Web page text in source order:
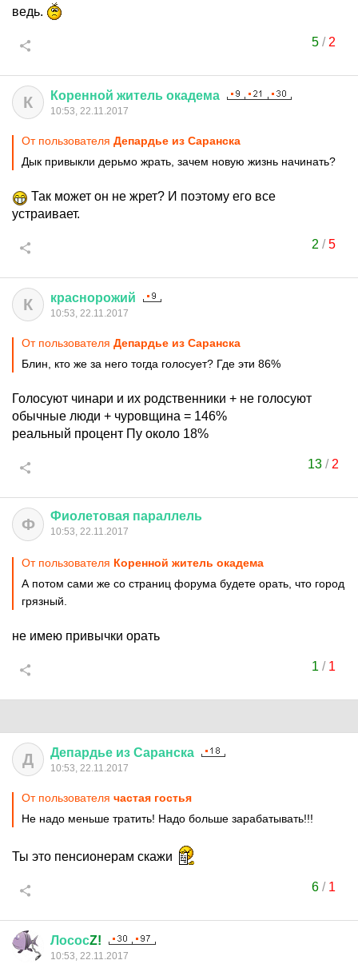
ведь.
5/ 2
К Коренной житель окадема
10:53, 22.11.2017
От пользователя Депардье из Саранска
Дык привыкли дерьмо жрать, зачем новую жизнь начинать?
Так может он не жрет? И поэтому его все
устраивает.
2 /5
К краснорожий
10:53, 22.11.2017
От пользователя Депардье из Саранска
Блин, кто же за него тогда голосует? Где эти 86%
Голосуют чинари и их родственники + не голосуют
обычные люди + чуровщина = 146%
реальный процент Пу около 18%
13 / 2
Ф Фиолетовая параллель
10:53, 22.11.2017
От пользователя Коренной житель окадема
А потом сами же со страниц форума будете орать, что город
грязный.
не имею привычки орать
1 / 1
Д Депардье из Саранска
10:53, 22.11.2017
От пользователя частая гостья
Не надо меньше тратить! Надо больше зарабатывать!!!
Ты это пенсионерам скажи
6/ 1
ЛососZ!
10:53, 22.11.2017